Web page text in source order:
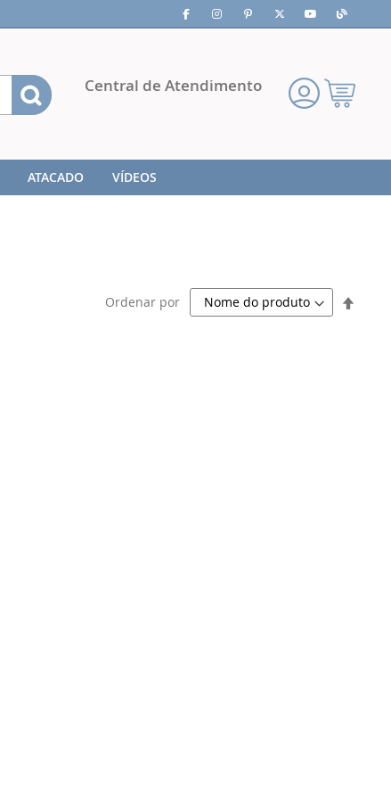
Meu
Carrinho
Central de Atendimento
Pesquisa
ATACADO
VÍDEOS
Ordenar por